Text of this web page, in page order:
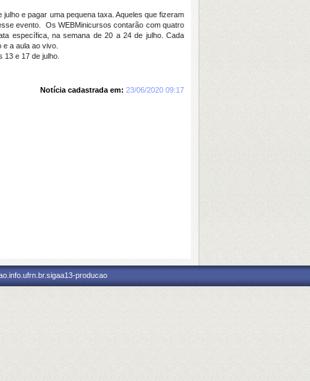
julho e pagar uma pequena taxa. Aqueles que fizeram
evento. Os WEBMinicursos contarão com quatro
específica, na semana de 20 a 24 de julho. Cada
e a aula ao vivo.
13 e 17 de julho
Notícia cadastrada em: 23/06/2020 09:17
producao